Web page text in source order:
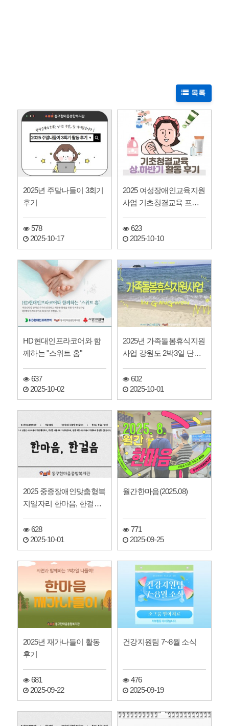
목록
2025년 주말나들이 3회기
후기
578
2025-10-17
2025 여성장애인교육지원
사업 기초청결교육 프로
623
2025-10-10
HD현대인프라코어와 함
께하는 "스위트 홈"
637
2025-10-02
2025년 가족돌봄휴식지원
사업 강원도 2박3일 단체
602
2025-10-01
2025 중증장애인맞춤형복
지일자리 한마음, 한걸음
628
2025-10-01
월간한마음(2025.08)
771
2025-09-25
2025년 재가나들이 활동
후기
681
2025-09-22
건강지원팀 7~8월 소식
476
2025-09-19